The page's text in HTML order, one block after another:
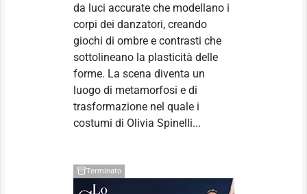
da luci accurate che modellano i
corpi dei danzatori, creando
giochi di ombre e contrasti che
sottolineano la plasticità delle
forme. La scena diventa un
luogo di metamorfosi e di
trasformazione nel quale i
costumi di Olivia Spinelli...
Terminato